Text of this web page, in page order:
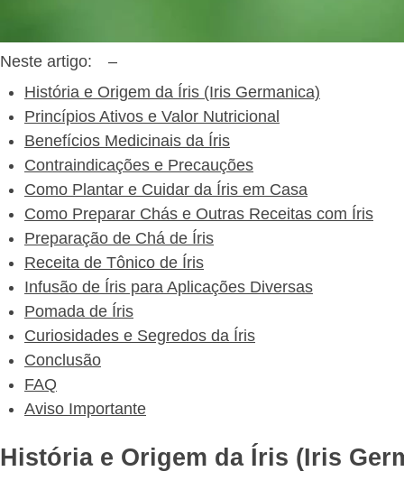
Neste artigo:
–
História e Origem da Íris (Iris Germanica)
Princípios Ativos e Valor Nutricional
Benefícios Medicinais da Íris
Contraindicações e Precauções
Como Plantar e Cuidar da Íris em Casa
Como Preparar Chás e Outras Receitas com Íris
Preparação de Chá de Íris
Receita de Tônico de Íris
Infusão de Íris para Aplicações Diversas
Pomada de Íris
Curiosidades e Segredos da Íris
Conclusão
FAQ
Aviso Importante
História e Origem da Íris (Iris